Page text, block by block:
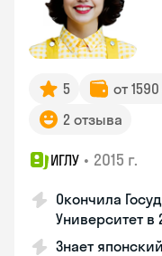
5 от
2 отзыва
ИГЛУ • 2015 г.
Окончила
Университет в
Знает